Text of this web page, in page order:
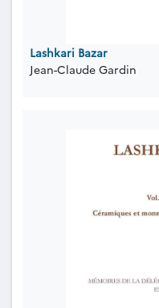
Lashkari Bazar
Jean-Claude Gardin